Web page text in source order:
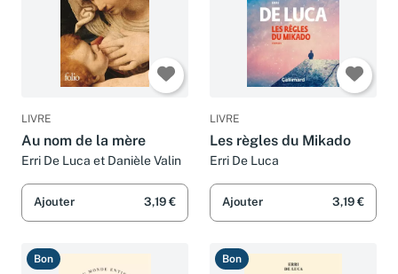
LIVRE
Au nom de la mère
Erri De Luca et Danièle Valin
Ajouter 3,19 €
LIVRE
Les règles du Mikado
Erri De Luca
Ajouter 3,19 €
Bon Bon